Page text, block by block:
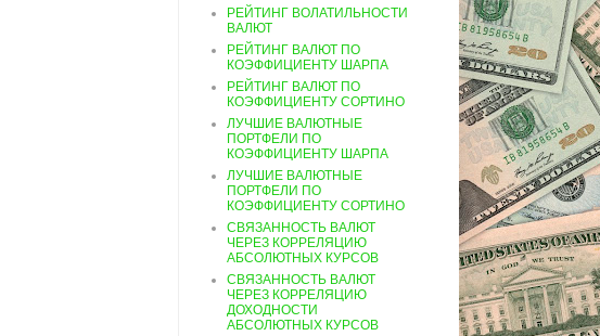
РЕЙТИНГ ВОЛАТИЛЬНОСТИ
ВАЛЮТ
РЕЙТИНГ ВАЛЮТ ПО
КОЭФФИЦИЕНТУ ШАРПА
РЕЙТИНГ ВАЛЮТ ПО
КОЭФФИЦИЕНТУ СОРТИНО
ЛУЧШИЕ ВАЛЮТНЫЕ
ПОРТФЕЛИ ПО
КОЭФФИЦИЕНТУ ШАРПА
ЛУЧШИЕ ВАЛЮТНЫЕ
ПОРТФЕЛИ ПО
КОЭФФИЦИЕНТУ СОРТИНО
СВЯЗАННОСТЬ ВАЛЮТ
ЧЕРЕЗ КОРРЕЛЯЦИЮ
АБСОЛЮТНЫХ КУРСОВ
СВЯЗАННОСТЬ ВАЛЮТ
ЧЕРЕЗ КОРРЕЛЯЦИЮ
ДОХОДНОСТИ
АБСОЛЮТНЫХ КУРСОВ